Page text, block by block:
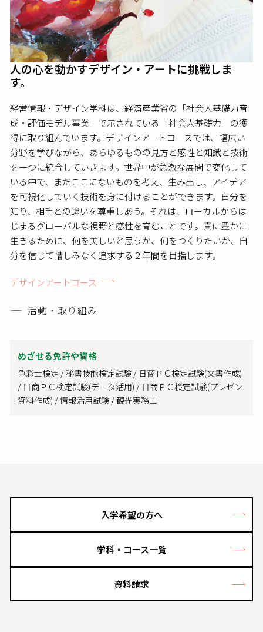
人の心を動かすデザイン・アートに挑戦しま
す。
経営情報・デザイン学科は、経済産業省の「社会人基礎力育
成・評価モデル事業」で示されている「社会人基礎力」の獲
得に取り組んでいます。デザインアートコースでは、幅広い
分野を学びながら、あらゆるものの見方と感性と知識と技術
を一つに統合していきます。世界中が急激な展開で変化して
いる中で、まだここにないものを考え、生み出し、アイデア
を可視化していく技術を身に付けることができます。自分を
知り、相手との違いを尊重しあう。それは、ローカルからは
じまるグローバルな視野と感性を育むことです。真に豊かに
生きるために、何を美しいと思うか、何をつくりたいか、自
分を信じて惜しみなく追求する２年間を目指します。
デザインアートコース
活動・取り組み
めざせる免許や資格
色彩士検定 / 秘書技能検定試験 / 日商ＰＣ検定試験(文書作成)
/ 日商ＰＣ検定試験(データ活用) / 日商ＰＣ検定試験(プレゼン
資料作成) / 情報活用試験 / 観光実務士
入学希望の方へ
学科・コース一覧
資料請求